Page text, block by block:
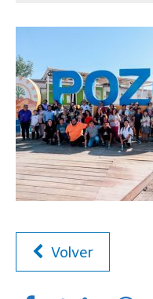
Volver